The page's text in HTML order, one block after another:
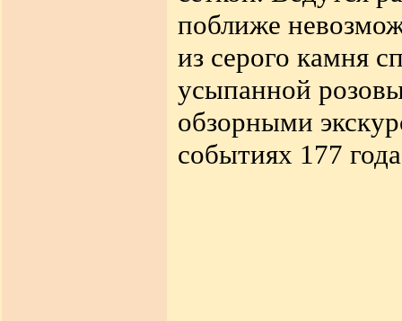
поближе
из серого камня
усыпанной
обзорными
событиях 177